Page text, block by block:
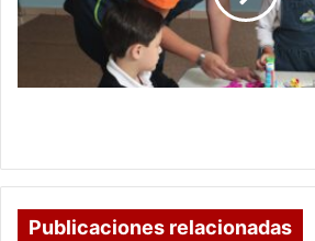
preescolar
plazas
Publicaciones relacionadas